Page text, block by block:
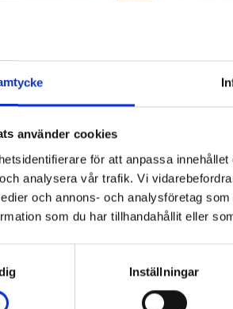
använder cookies
för att anpassa
analysera vår trafik. Vi
och annons- och analysföretag
som du har tillhandahållit eller
Inställningar
för